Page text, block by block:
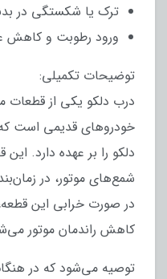
ترک یا شکستگی در
ورود رطوبت و کاهش
توضیحات تکمیلی:
درب دلکو یکی از قطعات
خودروهای قدیمی است
دلکو را بر عهده دارد.
شمع‌های موتور، در
در صورت خرابی این
کاهش راندمان موتور
توصیه می‌شود که در